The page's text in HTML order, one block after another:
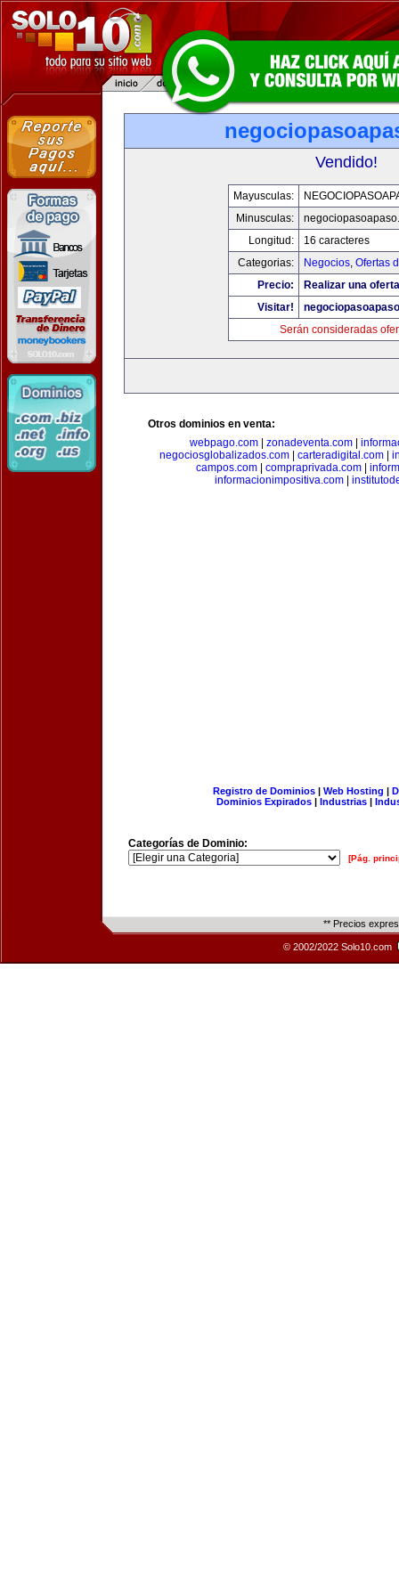
Vendido!
Mayusculas:
Minusculas:
Longitud:
16 caracteres
Categorias:
Negocios, Ofertas
Precio:
Realizar una
Visitar!
Serán consideradas
Otros dominios en venta:
webpago.com
zonadeventa.com
negociosglobalizados.com
carteradigital.com
campos.com
compraprivada.com
informacionimpositiva.com
Registro de Dominios| Web Hosting |
Dominios Expirados | Industrias |
Categorías de Dominio:
[Pág.
** Precios
© 2002/2022 Solo10.com